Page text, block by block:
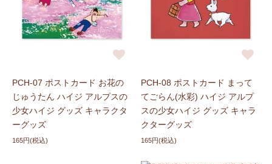
PCH-07 ポストカード お花の
じゅうたん ハイジ アルプスの
少女ハイジ グッズ キャラクタ
ーグッズ
165円(税込)
PCH-08 ポストカード まって
てごらん(水彩) ハイジ アルプ
スの少女ハイジ グッズ キャラ
クターグッズ
165円(税込)